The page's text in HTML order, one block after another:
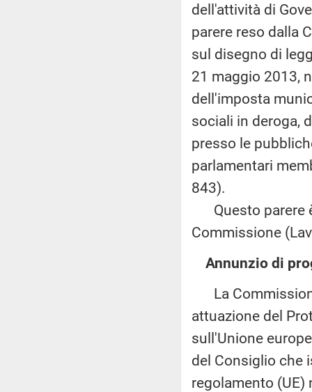
dell'attività di
parere reso dalla
sul disegno di
21 maggio 2013,
dell'imposta
sociali in deroga,
presso le
parlamentari
843).
Questo parere
Commissione
Annunzio di
La
attuazione del
sull'Unione
del Consiglio che
regolamento